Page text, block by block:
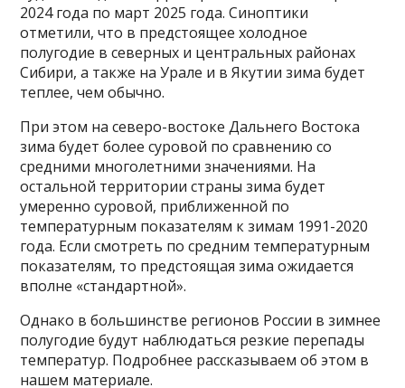
2024 года по март 2025 года. Синоптики
отметили, что в предстоящее холодное
полугодие в северных и центральных районах
Сибири, а также на Урале и в Якутии зима будет
теплее, чем обычно.
При этом на северо-востоке Дальнего Востока
зима будет более суровой по сравнению со
средними многолетними значениями. На
остальной территории страны зима будет
умеренно суровой, приближенной по
температурным показателям к зимам 1991-2020
года. Если смотреть по средним температурным
показателям, то предстоящая зима ожидается
вполне «стандартной».
Однако в большинстве регионов России в зимнее
полугодие будут наблюдаться резкие перепады
температур. Подробнее рассказываем об этом в
нашем материале.